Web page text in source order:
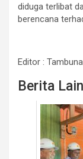
diduga terlibat
berencana
Editor :
Berita